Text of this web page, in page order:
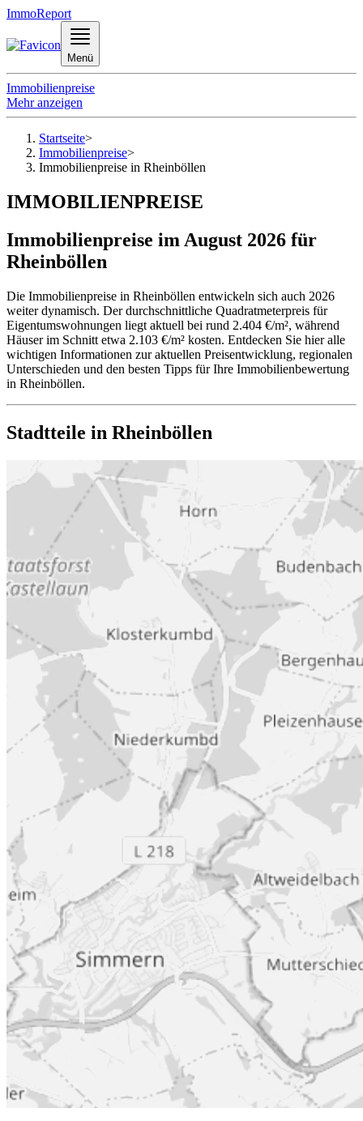
ImmoReport
Menü
Immobilienpreise
Mehr anzeigen
Startseite>
Immobilienpreise>
Immobilienpreise in Rheinböllen
IMMOBILIENPREISE
Immobilienpreise im August 2026 für
Rheinböllen
Die Immobilienpreise in Rheinböllen entwickeln sich auch 2026
weiter dynamisch. Der durchschnittliche Quadratmeterpreis für
Eigentumswohnungen liegt aktuell bei rund 2.404 €/m², während
Häuser im Schnitt etwa 2.103 €/m² kosten. Entdecken Sie hier alle
wichtigen Informationen zur aktuellen Preisentwicklung, regionalen
Unterschieden und den besten Tipps für Ihre Immobilienbewertung
in Rheinböllen.
Stadtteile in Rheinböllen